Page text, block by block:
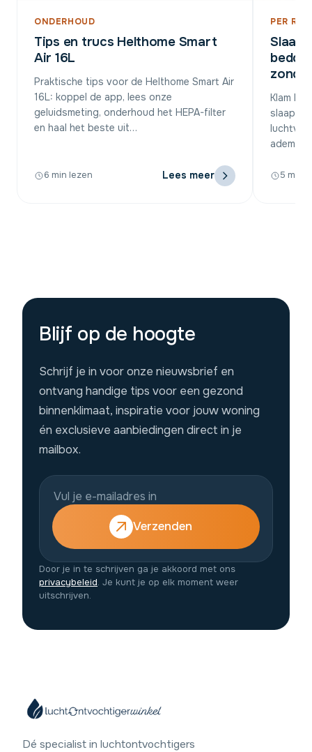
ONDERHOUD
Tips en trucs Helthome Smart
Air 16L
Praktische tips voor de Helthome Smart Air
16L: koppel de app, lees onze
geluidsmeting, onderhoud het HEPA-filter
en haal het beste uit…
6 min lezen Lees meer
PER
Klam
5 min
Blijf op de hoogte
Schrijf je in voor onze nieuwsbrief en
ontvang handige tips voor een gezond
binnenklimaat, inspiratie voor jouw woning
én exclusieve aanbiedingen direct in je
mailbox.
Verzenden
Door je in te schrijven ga je akkoord met ons
privacybeleid. Je kunt je op elk moment weer
uitschrijven.
Dé specialist in luchtontvochtigers